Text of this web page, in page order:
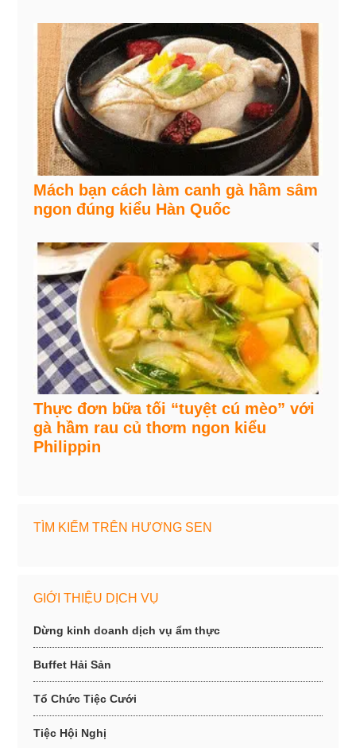
Mách bạn cách làm canh gà hầm sâm
ngon đúng kiểu Hàn Quốc
Thực đơn bữa tối “tuyệt cú mèo” với
gà hầm rau củ thơm ngon kiểu
Philippin
TÌM KIẾM TRÊN HƯƠNG SEN
GIỚI THIỆU DỊCH VỤ
Dừng kinh doanh dịch vụ ẩm thực
Buffet Hải Sản
Tổ Chức Tiệc Cưới
Tiệc Hội Nghị